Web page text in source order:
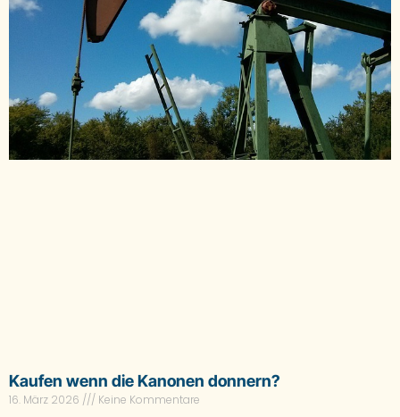
Kaufen wenn die Kanonen donnern?
16. März 2026 Keine Kommentare